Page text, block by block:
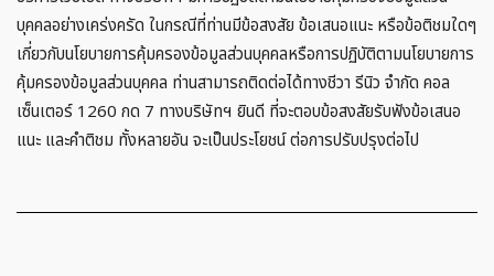
บุคคลอย่างเคร่งครัด ในกรณีที่ท่านมีข้อสงสัย ข้อเสนอแนะ หรือข้อติชมใดๆ
เกี่ยวกับนโยบายการคุ้มครองข้อมูลส่วนบุคคลหรือการปฏิบัติตามนโยบายการ
คุ้มครองข้อมูลส่วนบุคคล ท่านสามารถติดต่อได้ทางชีวา รีนิว จำกัด คอล
เซ็นเตอร์ 1260 กด 7 ทางบริษัทฯ ยินดี ที่จะตอบข้อสงสัยรับฟังข้อเสนอ
แนะ และคำติชม ทั้งหลายอัน จะเป็นประโยชน์ ต่อการปรับปรุงต่อไป